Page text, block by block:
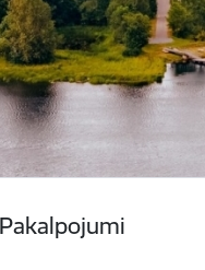
Pakalpojumi